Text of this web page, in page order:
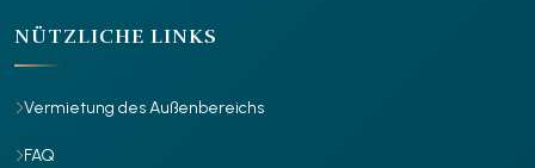
NÜTZLICHE LINKS
Vermietung des Außenbereichs
FAQ